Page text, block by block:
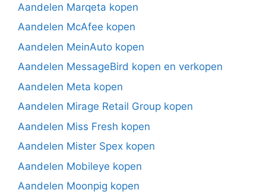
Aandelen Marqeta kopen
Aandelen McAfee kopen
Aandelen MeinAuto kopen
Aandelen MessageBird kopen en verkopen
Aandelen Meta kopen
Aandelen Mirage Retail Group kopen
Aandelen Miss Fresh kopen
Aandelen Mister Spex kopen
Aandelen Mobileye kopen
Aandelen Moonpig kopen